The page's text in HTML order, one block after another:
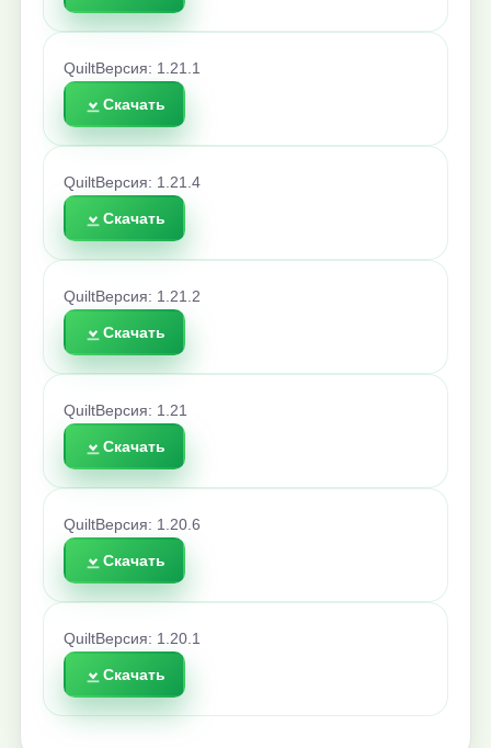
QuiltВерсия: 1.21.1
Скачать
QuiltВерсия: 1.21.4
Скачать
QuiltВерсия: 1.21.2
Скачать
QuiltВерсия: 1.21
Скачать
QuiltВерсия: 1.20.6
Скачать
QuiltВерсия: 1.20.1
Скачать